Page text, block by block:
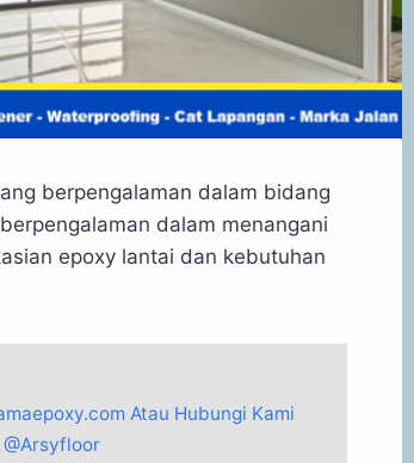
berpengalaman dalam bidang
dalam menangani
epoxy lantai dan kebutuhan
Atau Hubungi Kami